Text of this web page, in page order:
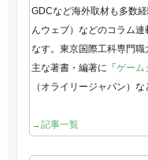
GDCなど海外取材も多数
んウェブ）などのコラム
なす。東京国際工科専門職
主な著書・編著に「ゲーム
（オライリージャパン）な
→記事一覧